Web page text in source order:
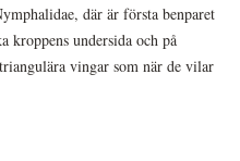
där är första benparet
kroppens undersida och på
vingar som när de vilar